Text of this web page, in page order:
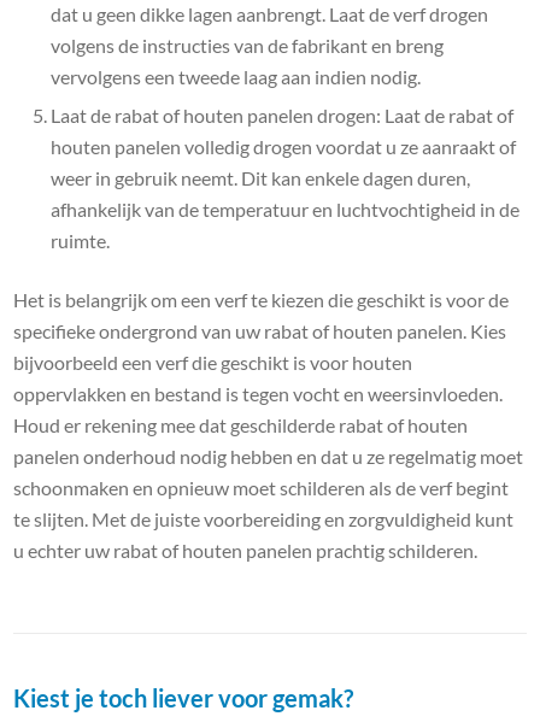
dat u geen dikke lagen aanbrengt. Laat de verf drogen
volgens de instructies van de fabrikant en breng
vervolgens een tweede laag aan indien nodig.
Laat de rabat of houten panelen drogen: Laat de rabat of
houten panelen volledig drogen voordat u ze aanraakt of
weer in gebruik neemt. Dit kan enkele dagen duren,
afhankelijk van de temperatuur en luchtvochtigheid in de
ruimte.
Het is belangrijk om een verf te kiezen die geschikt is voor de
specifieke ondergrond van uw rabat of houten panelen. Kies
bijvoorbeeld een verf die geschikt is voor houten
oppervlakken en bestand is tegen vocht en weersinvloeden.
Houd er rekening mee dat geschilderde rabat of houten
panelen onderhoud nodig hebben en dat u ze regelmatig moet
schoonmaken en opnieuw moet schilderen als de verf begint
te slijten. Met de juiste voorbereiding en zorgvuldigheid kunt
u echter uw rabat of houten panelen prachtig schilderen.
Kiest je toch liever voor gemak?